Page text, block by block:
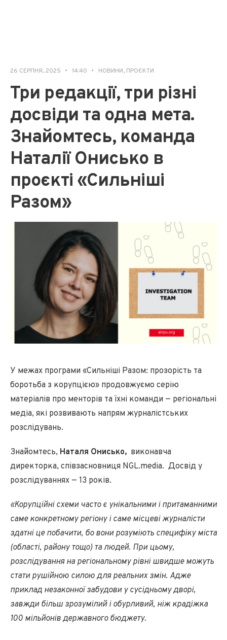
26 СЕРПНЯ, 2025 • 14:40 • НОВИНИ, ПРОЄКТИ
Три редакції, три різні
досвіди та одна мета.
Знайомтесь, команда
Наталії Онисько в
проєкті «Сильніші
Разом»
У межах програми «Сильніші Разом: прозорість та
боротьба з корупцією» продовжуємо серію
матеріалів про менторів та їхні команди — регіональні
медіа, які розвивають напрям журналістських
розслідувань.
Знайомтесь, Наталя Онисько, виконавча
директорка, співзасновниця NGL.media. Досвід у
розслідуваннях — 13 років.
«Корупційні схеми часто є унікальними і притаманними
саме конкретному регіону і саме місцеві журналісти
здатні це побачити, бо вони розуміють специфіку міста
(області, району тощо) та людей. При цьому,
розслідування на регіональному рівні швидше можуть
стати рушійною силою для реальних змін. Адже
приклад незаконної забудови у сусідньому дворі,
завжди більш зрозумілий і обурливий, ніж крадіжка
100 мільйонів державного бюджету.